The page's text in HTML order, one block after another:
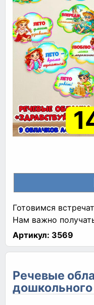
Готовимся
Нам важно
Артикул: 3569
Речевые
дошкольного